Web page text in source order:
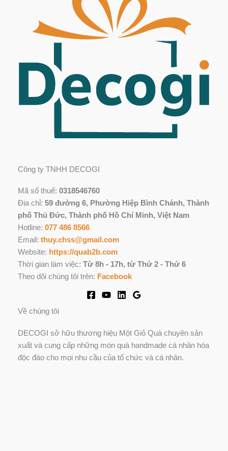
Công ty TNHH DECOGI
Mã số thuế: 0318546760
Địa chỉ: 59 đường 6, Phường Hiệp Bình Chánh, Thành
phố Thủ Đức, Thành phố Hồ Chí Minh, Việt Nam
Hotline: 077 486 8566
Email: thuy.chss@gmail.com
Website: https://quab2b.com
Thời gian làm việc: Từ 8h - 17h, từ Thứ 2 - Thứ 6
Theo dõi chúng tôi trên: Facebook
Về chúng tôi
DECOGI sở hữu thương hiệu Một Giỏ Quà chuyên sản
xuất và cung cấp những món quà handmade cá nhân hóa
độc đáo cho mọi nhu cầu của tổ chức và cá nhân.